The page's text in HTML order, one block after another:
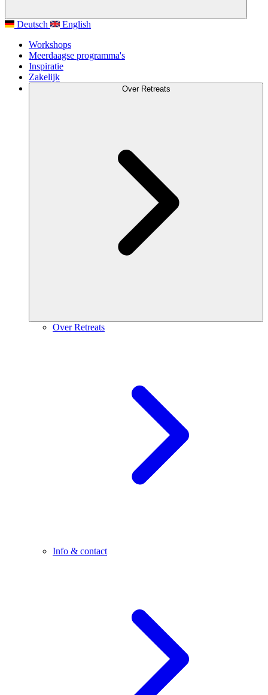
Deutsch
English
Workshops
Meerdaagse programma's
Inspiratie
Zakelijk
Over Retreats
Over Retreats
Info & contact